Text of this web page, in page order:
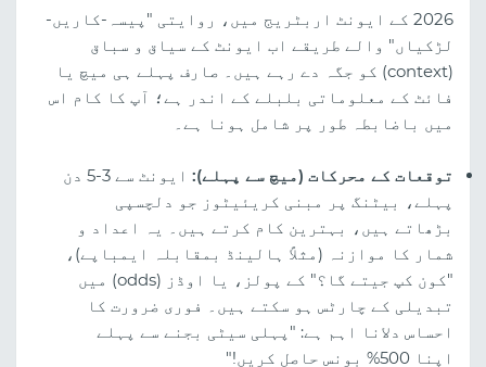
2026 کے ایونٹ اربٹریج میں، روایتی "پیسہ-کاریں-
لڑکیاں" والے طریقے اب ایونٹ کے سیاق و سباق
(context) کو جگہ دے رہے ہیں۔ صارف پہلے ہی میچ یا
فائٹ کے معلوماتی بلبلے کے اندر ہے؛ آپ کا کام اس
میں باضابطہ طور پر شامل ہونا ہے۔
توقعات کے محرکات (میچ سے پہلے):
ایونٹ سے 3-5 دن
پہلے، بیٹنگ پر مبنی کریئیٹوز جو دلچسپی
بڑھاتے ہیں، بہترین کام کرتے ہیں۔ یہ اعداد و
شمار کا موازنہ (مثلاً ہالینڈ بمقابلہ ایمباپے)،
"کون کپ جیتے گا؟" کے پولز، یا اوڈز (odds) میں
تبدیلی کے چارٹس ہو سکتے ہیں۔ فوری ضرورت کا
احساس دلانا اہم ہے: "پہلی سیٹی بجنے سے پہلے
اپنا 500% بونس حاصل کریں!"